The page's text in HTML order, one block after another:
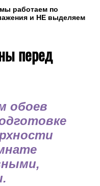
работаем по
и НЕ выделяем
перед
обоев